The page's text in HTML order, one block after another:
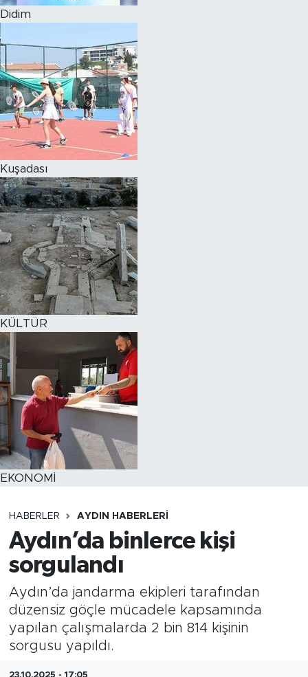
Didim
Kuşadası
KÜLTÜR
EKONOMİ
HABERLER AYDIN HABERLERI
Aydın’da binlerce kişi
sorgulandı
Aydın’da jandarma ekipleri tarafından
düzensiz göçle mücadele kapsamında
yapılan çalışmalarda 2 bin 814 kişinin
sorgusu yapıldı.